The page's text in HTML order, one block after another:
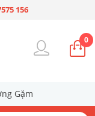
156
0
Gặm